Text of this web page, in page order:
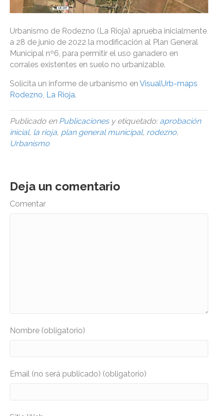
Urbanismo de Rodezno (La Rioja) aprueba inicialmente
a 28 de junio de 2022 la modificación al Plan General
Municipal nº6, para permitir el uso ganadero en
corrales existentes en suelo no urbanizable.
Solicita un informe de urbanismo en VisualUrb-maps
Rodezno, La Rioja.
Publicado en Publicacionesy etiquetado: aprobación
inicial, la rioja, plan general municipal, rodezno,
Urbanismo
Deja un comentario
Comentar
Nombre (obligatorio)
Email (no será publicado) (obligatorio)